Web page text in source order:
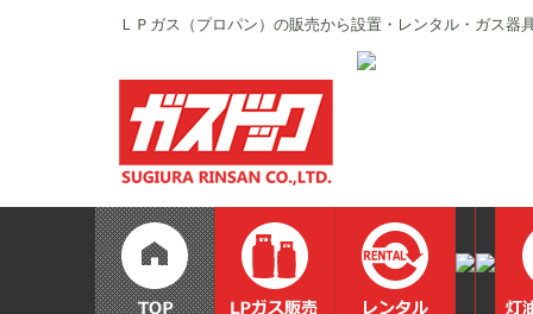
ＬＰガス（プロパン）の販売から設置・レンタル・ガス器